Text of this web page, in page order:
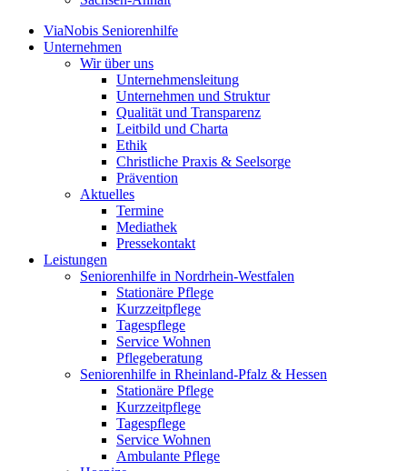
ViaNobis Seniorenhilfe
Unternehmen
Wir über uns
Unternehmensleitung
Unternehmen und Struktur
Qualität und Transparenz
Leitbild und Charta
Ethik
Christliche Praxis & Seelsorge
Prävention
Aktuelles
Termine
Mediathek
Pressekontakt
Leistungen
Seniorenhilfe in Nordrhein-Westfalen
Stationäre Pflege
Kurzzeitpflege
Tagespflege
Service Wohnen
Pflegeberatung
Seniorenhilfe in Rheinland-Pfalz & Hessen
Stationäre Pflege
Kurzzeitpflege
Tagespflege
Service Wohnen
Ambulante Pflege